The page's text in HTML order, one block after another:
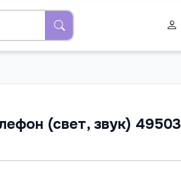
(свет, звук) 49503